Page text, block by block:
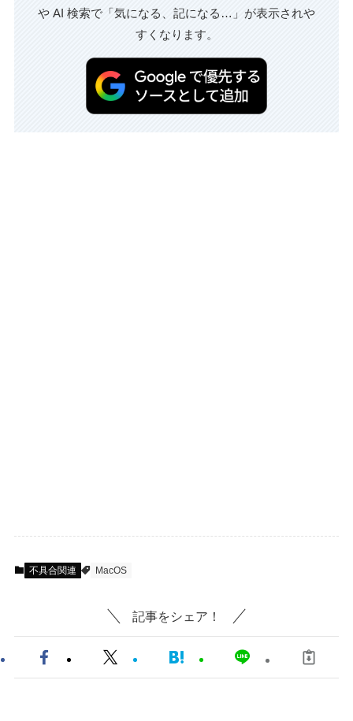
や AI 検索で「気になる、記になる…」が表示されや
すくなります。
不具合関連 MacOS
記事をシェア！